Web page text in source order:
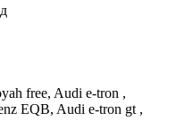
free, Audi e-tron ,
EQB, Audi e-tron gt ,